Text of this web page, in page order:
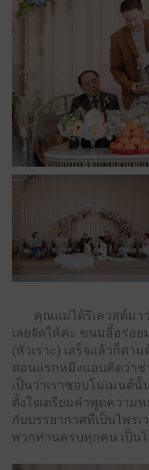
คุณแม่ได้รีเควสต์มาว่
เลยจัดให้ค่ะ ขนมอี๋อร่อย
(หัวเราะ) เสร็จแล้วก็ตา
ตอนแรกหมิงแอบคิดว่าช่
เป็นว่าเราชอบโมเมนต์
ตั้งใจเตรียมคำพูดความ
กับบรรยากาศที่เป็นไพรเ
พวกท่านครบทุกคน เป็น